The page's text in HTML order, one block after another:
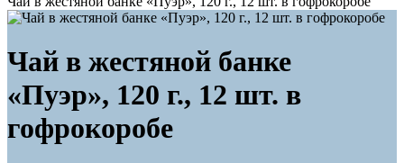
Чай в жестяной банке
«Пуэр», 120 г., 12 шт. в
гофрокоробе